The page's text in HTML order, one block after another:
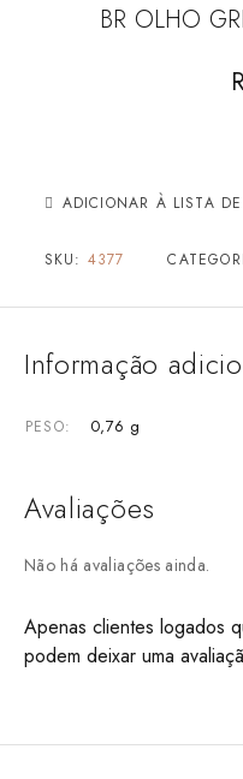
BR OLHO
ADICIONAR À LISTA DE
SKU: 4377
Informação
PESO 0,76 g
Avaliações
Não há avaliações ainda.
Apenas clientes logados
podem deixar uma